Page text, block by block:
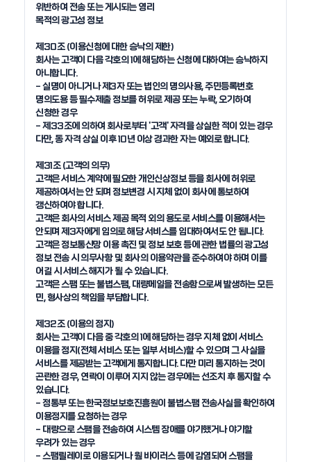
위반하여 전송 또는 게시되는 영리
목적의 광고성 정보
제30조 (이용신청에 대한 승낙의 제한)
회사는 고객이 다음 각호의 1에 해당하는 신청에 대하여는 승낙하지
아니합니다.
- 실명이 아니거나 제3자 또는 법인의 명의사용, 주민등록번호
명의도용 등 필수제출 정보를 허위로 제공 또는 누락, 오기하여
신청한 경우
- 제33조에 의하여 회사로부터 '고객' 자격을 상실한 적이 있는 경우
다만, 동 자격 상실 이후 10년 이상 경과한 자는 예외로 합니다.
제31조 (고객의 의무)
고객은 서비스 계약에 필요한 개인신상정보 등을 회사에 허위로
제공하여서는 안 되며 정보변경 시 지체 없이 회사에 통보하여
갱신하여야 합니다.
고객은 회사의 서비스 제공 목적 외의 용도로 서비스를 이용해서는
안되며 제3자에게 임의로 해당 서비스를 임대하여서도 안 됩니다.
고객은 정보통신망 이용 촉진 및 정보 보호 등에 관한 법률의 광고성
정보 전송 시 의무사항 및 회사의 이용약관을 준수하여야 하며 이를
어길 시 서비스 해지가 될 수 있습니다.
고객은 스팸 또는 불법스팸, 대량메일을 전송함으로써 발생하는 모든
민, 형사상의 책임을 부담합니다.
제32조 (이용의 정지)
회사는 고객이 다음 중 각호의 1에 해당하는 경우 지체 없이 서비스
이용을 정지(전체 서비스 또는 일부 서비스)할 수 있으며 그 사실을
서비스를 제공받는 고객에게 통지합니다. 다만 미리 통지하는 것이
곤란한 경우, 연락이 이루어 지지 않는 경우에는 선조치 후 통지할 수
있습니다.
- 정통부 또는 한국정보보호진흥원이 불법스팸 전송사실을 확인하여
이용정지를 요청하는 경우
- 대량으로 스팸을 전송하여 시스템 장애를 야기했거나 야기할
우려가 있는 경우
- 스팸릴레이로 이용되거나 웜 바이러스 등에 감염되어 스팸을